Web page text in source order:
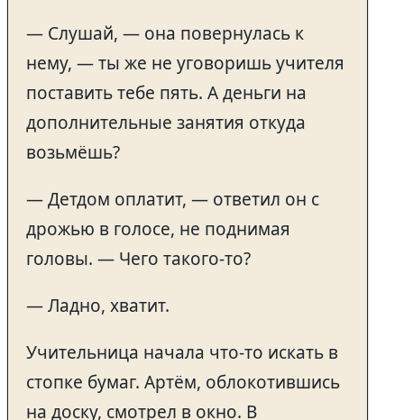
— Слушай, — она повернулась к
нему, — ты же не уговоришь учителя
поставить тебе пять. А деньги на
дополнительные занятия откуда
возьмёшь?
— Детдом оплатит, — ответил он с
дрожью в голосе, не поднимая
головы. — Чего такого-то?
— Ладно, хватит.
Учительница начала что-то искать в
стопке бумаг. Артём, облокотившись
на доску, смотрел в окно. В